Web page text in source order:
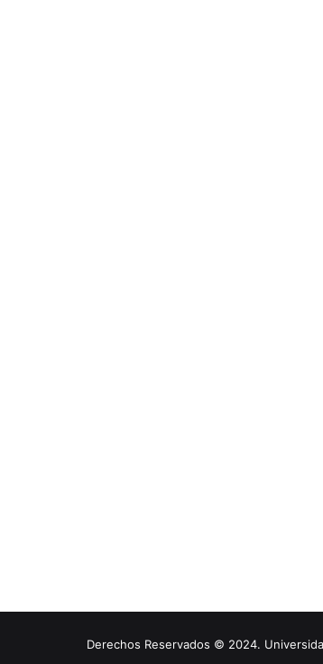
Derechos Reservados © 2024.